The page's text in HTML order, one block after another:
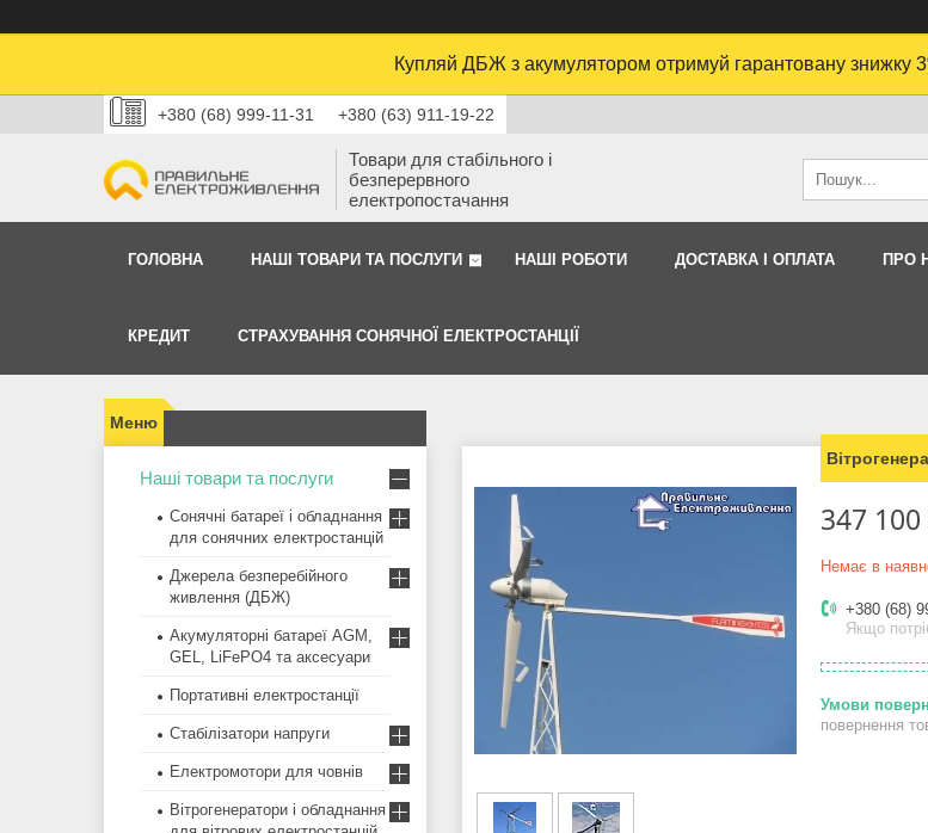
Купляй ДБЖ з акумулятором отримуй гарантовану знижку
+380 (68) 999-11-31 +380 (63) 911-19-22
Товари для стабільного і
безперервного
електропостачання
ГОЛОВНА НАШІ ТОВАРИ ТА ПОСЛУГИ НАШI РОБОТИ ДОСТАВКА І ОПЛАТА ПРО
КРЕДИТ СТРАХУВАННЯ СОНЯЧНОЇ ЕЛЕКТРОСТАНЦІЇ
347 100
Немає в
+380 (68)
Якщо
повернення
Наші товари та послуги
Сонячні батареї і обладнання
для сонячних електростанцій
Джерела безперебійного
живлення (ДБЖ)
Акумуляторні батареї AGM,
GEL, LiFePO4 та аксесуари
Портативні електростанції
Стабілізатори напруги
Електромотори для човнів
Вітрогенератори і обладнання